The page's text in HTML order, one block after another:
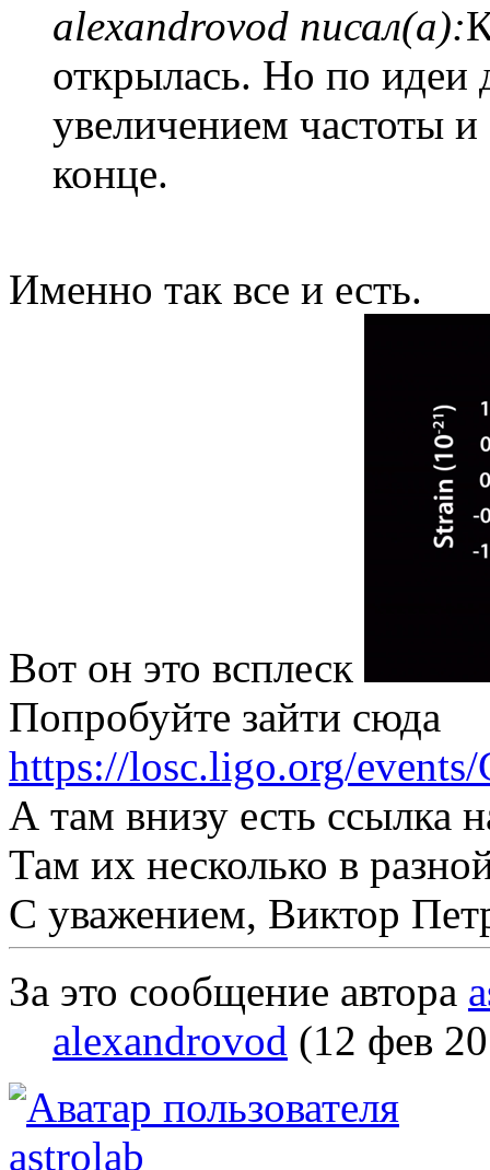
alexandrovod писал(а):
открылась. Но по идеи
увеличением частоты
конце.
Именно так все и есть.
Вот он это всплеск
Попробуйте зайти сюда
https://losc.ligo.org/
А там внизу есть ссылка
Там их несколько в
С уважением, Виктор
За это сообщение автора
alexandrovod (12 фев
astrolab